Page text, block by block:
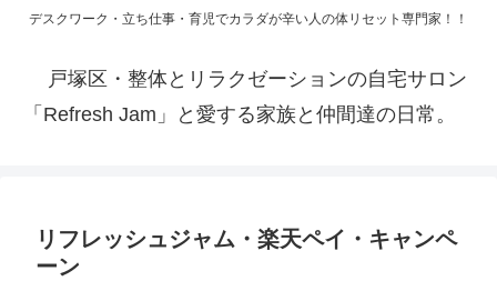
デスクワーク・立ち仕事・育児でカラダが辛い人の体リセット専門家！！
戸塚区・整体とリラクゼーションの自宅サロン
「Refresh Jam」と愛する家族と仲間達の日常。
リフレッシュジャム・楽天ペイ・キャンペ
ーン